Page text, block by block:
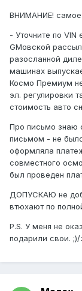
ВНИМАНИЕ! самое
- Уточните по
GMовской
разосланной
машинах
Космо Премиум
эл. регулировки
стоимость авто
Про письмо знаю
письмом - не
оформляла
совместного
был проведен
ДОПУСКАЮ не
втюхают по
P.S. У меня не
подарили свои. ;)/